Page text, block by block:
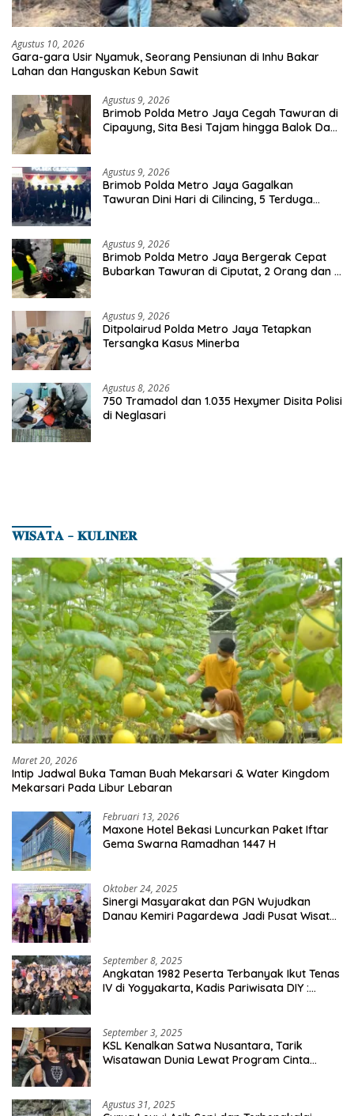
Agustus 10, 2026
Gara-gara Usir Nyamuk, Seorang Pensiunan di Inhu Bakar
Lahan dan Hanguskan Kebun Sawit
Agustus 9, 2026
Brimob Polda Metro Jaya Cegah Tawuran di
Cipayung, Sita Besi Tajam hingga Balok Dan
Agustus 9, 2026
Brimob Polda Metro Jaya Gagalkan
Tawuran Dini Hari di Cilincing, 5 Terduga
Agustus 9, 2026
Brimob Polda Metro Jaya Bergerak Cepat
Bubarkan Tawuran di Ciputat, 2 Orang dan 3
Agustus 9, 2026
Ditpolairud Polda Metro Jaya Tetapkan
Tersangka Kasus Minerba
Agustus 8, 2026
750 Tramadol dan 1.035 Hexymer Disita Polisi
di Neglasari
𝐖𝐈𝐒𝐀𝐓𝐀 – 𝐊𝐔𝐋𝐈𝐍𝐄𝐑
Maret 20, 2026
Intip Jadwal Buka Taman Buah Mekarsari & Water Kingdom
Mekarsari Pada Libur Lebaran
Februari 13, 2026
Maxone Hotel Bekasi Luncurkan Paket Iftar
Gema Swarna Ramadhan 1447 H
Oktober 24, 2025
Sinergi Masyarakat dan PGN Wujudkan
Danau Kemiri Pagardewa Jadi Pusat Wisata
September 8, 2025
Angkatan 1982 Peserta Terbanyak Ikut Tenas
IV di Yogyakarta, Kadis Pariwisata DIY :
September 3, 2025
KSL Kenalkan Satwa Nusantara, Tarik
Wisatawan Dunia Lewat Program Cinta
Agustus 31, 2025